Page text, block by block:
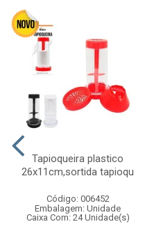
Tapioqueira plastico
26x11cm,sortida tapioqu
Código: 006452
Embalagem: Unidade
Caixa Com: 24 Unidade(s)